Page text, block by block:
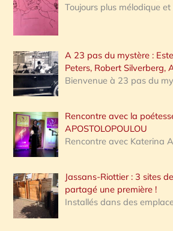
Toujours plus mélodique et
A 23 pas du mystère :
Peters, Robert Silverberg,
Bienvenue à 23 pas du
Rencontre avec la
APOSTOLOPOULOU
Rencontre avec Katerina
Jassans-Riottier : 3 sites
partagé une première !
Installés dans des